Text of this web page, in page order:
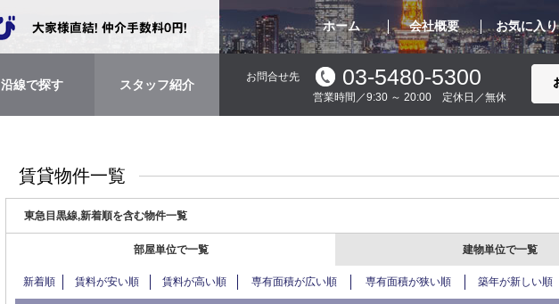
ホーム 会社概要 お気に入り
沿線で探す スタッフ紹介
お問合せ先 03-5480-5300
営業時間／9:30 ～ 20:00 定休日／無休
賃貸物件一覧
東急目黒線,新着順を含む物件一覧
部屋単位で一覧 建物単位で一覧
新着順 賃料が安い順 賃料が高い順 専有面積が広い順 専有面積が狭い順 築年が新しい順